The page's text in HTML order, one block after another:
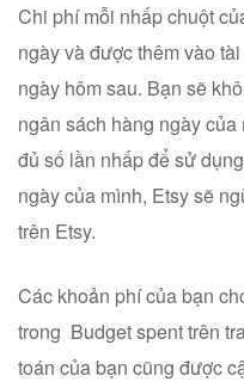
Chi phí mỗi nhấp chuột
ngày và được thêm vào
ngày hôm sau. Bạn sẽ
ngân sách hàng ngày
đủ số lần nhấp để sử
ngày của mình, Etsy sẽ
trên Etsy.
Các khoản phí của bạn
trong Budget spent trên
toán của bạn cũng được